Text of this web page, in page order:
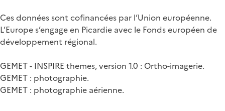
Ces données sont cofinancées par l’Union européenne.
L’Europe s’engage en Picardie avec le Fonds européen de
développement régional.
GEMET - INSPIRE themes, version 1.0 : Ortho-imagerie.
GEMET : photographie.
GEMET : photographie aérienne.